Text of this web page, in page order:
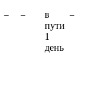
− −
в
пути
1
день
−